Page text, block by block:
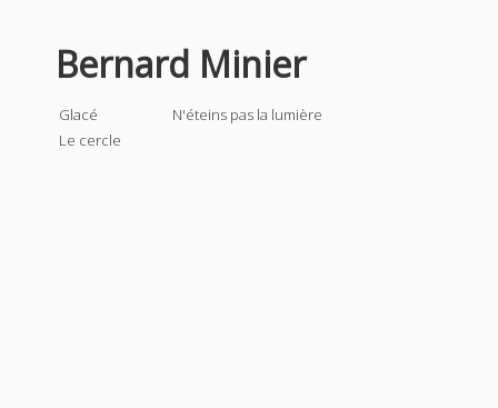
Bernard Minier
Glacé
Le cercle
N'éteins pas la lumière